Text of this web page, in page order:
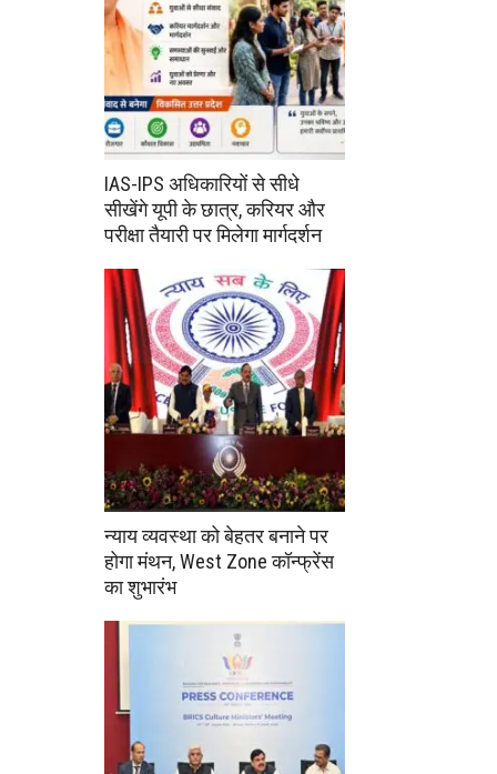
IAS-IPS अधिकारियों से सीधे
सीखेंगे यूपी के छात्र, करियर और
परीक्षा तैयारी पर मिलेगा मार्गदर्शन
न्याय व्यवस्था को बेहतर बनाने पर
होगा मंथन, West Zone कॉन्फ्रेंस
का शुभारंभ